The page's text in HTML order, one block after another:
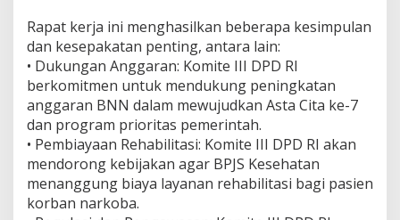
Rapat kerja ini menghasilkan beberapa kesimpulan
dan kesepakatan penting, antara lain:
•⁠ ⁠Dukungan Anggaran: Komite III DPD RI
berkomitmen untuk mendukung peningkatan
anggaran BNN dalam mewujudkan Asta Cita ke-7
dan program prioritas pemerintah.
•⁠ ⁠Pembiayaan Rehabilitasi: Komite III DPD RI akan
mendorong kebijakan agar BPJS Kesehatan
menanggung biaya layanan rehabilitasi bagi pasien
korban narkoba.